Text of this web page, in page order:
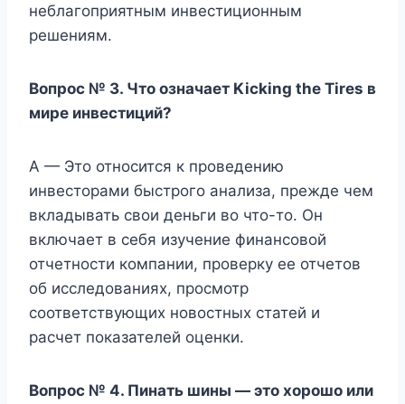
неблагоприятным инвестиционным
решениям.
Вопрос № 3. Что означает Kicking the Tires в
мире инвестиций?
A — Это относится к проведению
инвесторами быстрого анализа, прежде чем
вкладывать свои деньги во что-то. Он
включает в себя изучение финансовой
отчетности компании, проверку ее отчетов
об исследованиях, просмотр
соответствующих новостных статей и
расчет показателей оценки.
Вопрос № 4. Пинать шины — это хорошо или